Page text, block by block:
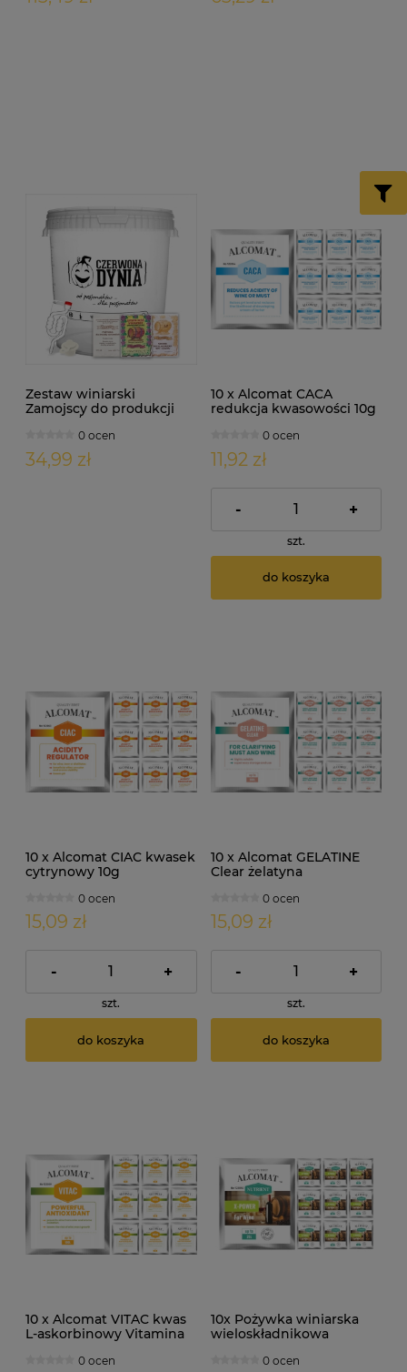
Zestaw winiarski
Zamojscy do produkcji
0 ocen
34,99 zł
10 x Alcomat CACA
redukcja kwasowości 10g
0 ocen
11,92 zł
- +
szt.
do koszyka
10 x Alcomat CIAC kwasek
cytrynowy 10g
0 ocen
15,09 zł
- +
szt.
do koszyka
10 x Alcomat GELATINE
Clear żelatyna
0 ocen
15,09 zł
- +
szt.
do koszyka
10 x Alcomat VITAC kwas
L-askorbinowy Vitamina
0 ocen
10x Pożywka winiarska
wieloskładnikowa
0 ocen